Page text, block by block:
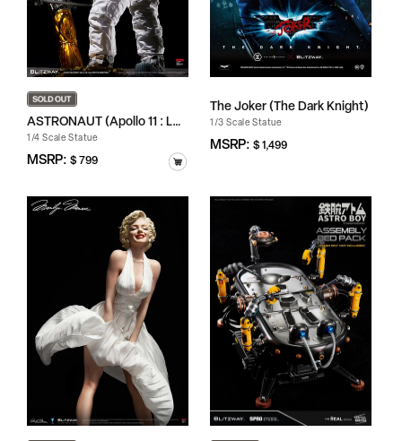
ASTRONAUT (Apollo 11 : LM...
1/4 Scale Statue
정
MSRP: $ 799
The Joker (The Dark Knight)
1/3 Scale Statue
정
MSRP: $ 1,499